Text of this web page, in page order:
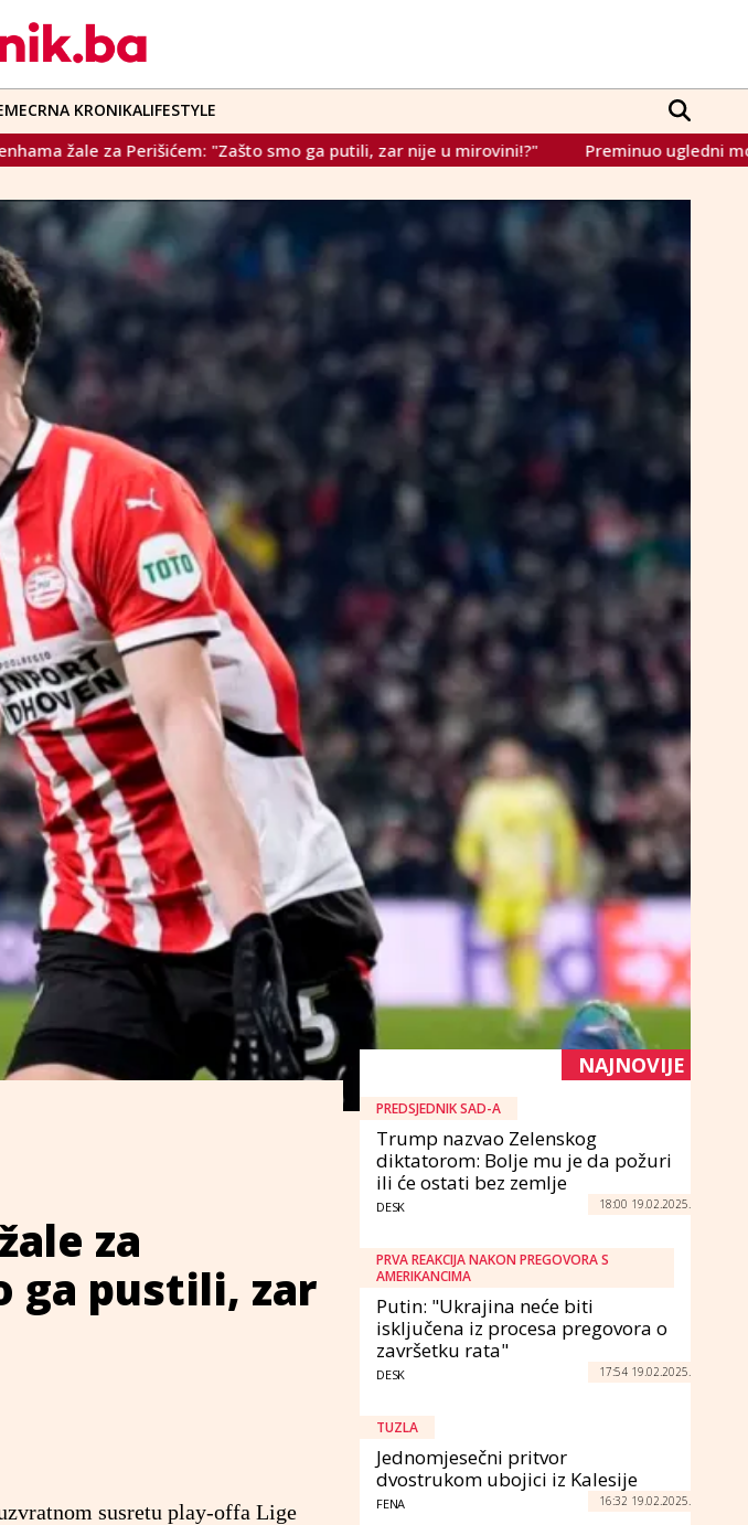
CRNA KRONIKALIFESTYLE
ga putili, zar nije u mirovini!?" Preminuo ugledni mostarski odvjetnik i akademik Josip
za
ga pustili, zar
susretu play-offa Lige
NAJNOVIJE
PREDSJEDNIK SAD-A
Trump nazvao Zelenskog
diktatorom: Bolje mu je da požuri
ili će ostati bez zemlje
DESK 18:00 19.02.2025.
PRVA REAKCIJA NAKON PREGOVORA S
AMERIKANCIMA
Putin: "Ukrajina neće biti
isključena iz procesa pregovora o
završetku rata"
DESK 17:54 19.02.2025.
TUZLA
Jednomjesečni pritvor
dvostrukom ubojici iz Kalesije
FENA 16:32 19.02.2025.